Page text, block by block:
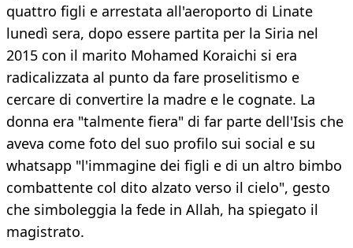
quattro figli e arrestata all'aeroporto di Linate
lunedì sera, dopo essere partita per la Siria nel
2015 con il marito Mohamed Koraichi si era
radicalizzata al punto da fare proselitismo e
cercare di convertire la madre e le cognate. La
donna era "talmente fiera" di far parte dell'Isis che
aveva come foto del suo profilo sui social e su
whatsapp "l'immagine dei figli e di un altro bimbo
combattente col dito alzato verso il cielo", gesto
che simboleggia la fede in Allah, ha spiegato il
magistrato.